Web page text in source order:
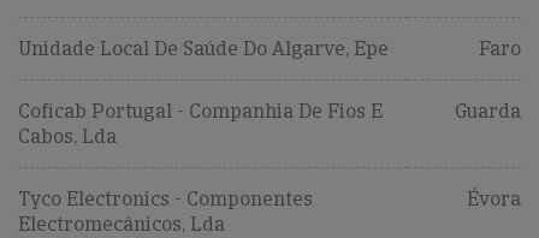
Unidade Local De Saúde Do Algarve, Epe Faro
Coficab Portugal - Companhia De Fios E
Cabos, Lda
Guarda
Tyco Electronics - Componentes
Electromecânicos, Lda
Évora